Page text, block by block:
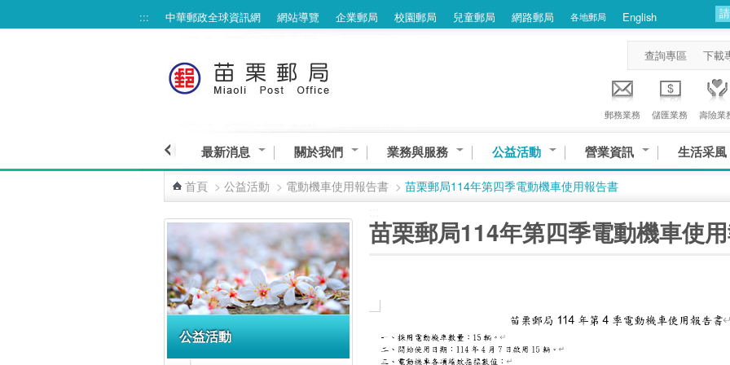
::: 中華郵政全球資訊網 網站導覽 企業郵局 校園郵局 兒童郵局 網路郵局 各地郵局 English
查詢專區 下載
郵務業務 儲匯業務 壽險業
最新消息 關於我們 業務與服務 公益活動 營業資訊 生活采風
首頁 > 公益活動 > 電動機車使用報告書 > 苗栗郵局114年第四季電動機車使用報告書
公益活動
苗栗郵局114年第四季電動機車使